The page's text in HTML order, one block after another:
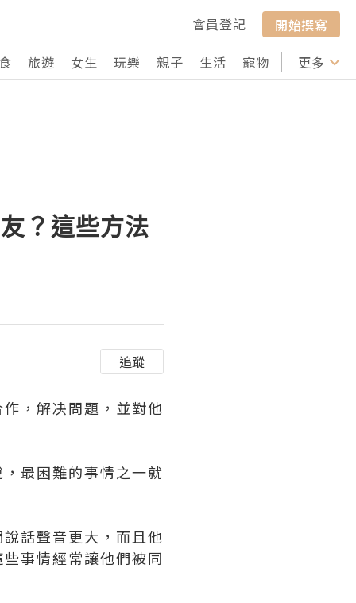
會員登記
開始撰寫
旅遊 女生 玩樂 親子 生活 寵物 行山 打卡
更多
？這些方法
追蹤
，解决問題，並對他
最困難的事情之一就
話聲音更大，而且他
事情經常讓他們被同